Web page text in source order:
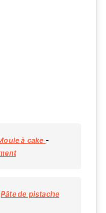
à cake -
Pâte de pistache